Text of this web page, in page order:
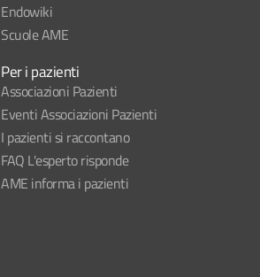
Endowiki
Scuole AME
Per i pazienti
Associazioni Pazienti
Eventi Associazioni Pazienti
I pazienti si raccontano
FAQ L'esperto risponde
AME informa i pazienti